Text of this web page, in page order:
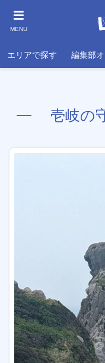
MENU
エリアで探す 編集部
壱岐の